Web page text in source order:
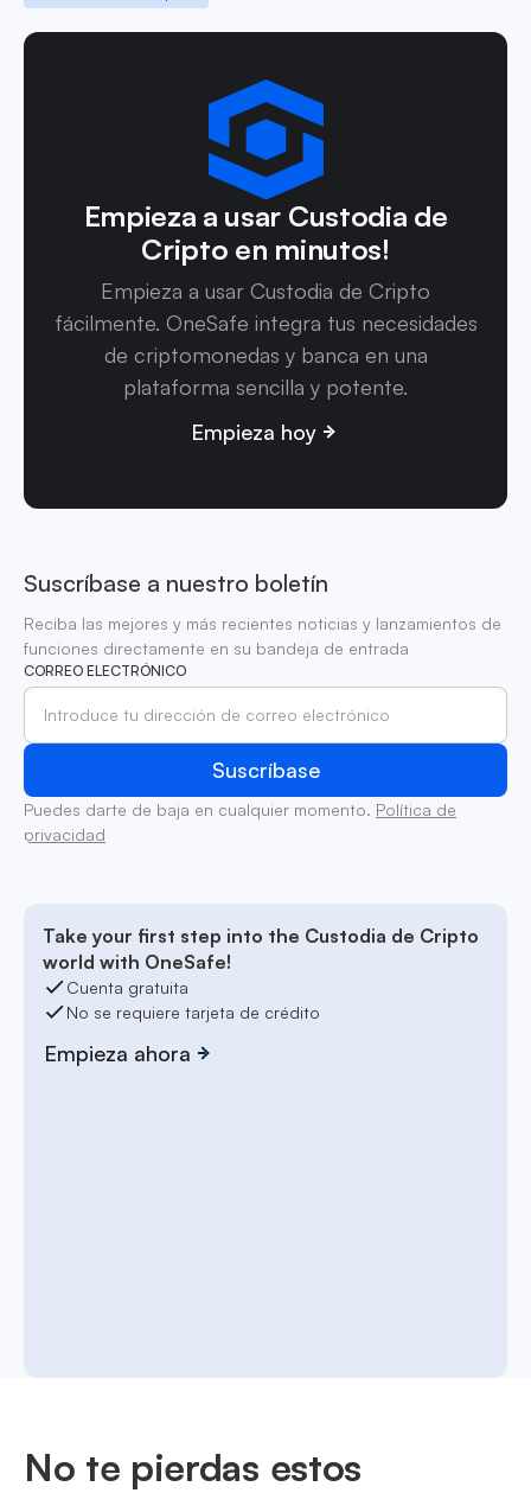
Empieza a usar Custodia de
Cripto en minutos!
Empieza a usar Custodia de Cripto
fácilmente. OneSafe integra tus necesidades
de criptomonedas y banca en una
plataforma sencilla y potente.
Empieza hoy
Suscríbase a nuestro boletín
Reciba las mejores y más recientes noticias y lanzamientos de
funciones directamente en su bandeja de entrada
CORREO ELECTRÓNICO
Puedes darte de baja en cualquier momento. Política de
privacidad
Take your first step into the Custodia de Cripto
world with OneSafe!
Cuenta gratuita
No se requiere tarjeta de crédito
Empieza ahora
No te pierdas estos